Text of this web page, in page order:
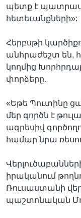
պետք է
հետեւանքների»:
Հերբսթի
անհրաժեշտ են,
կողմից
փորձերը.
«Եթե Պուտինը
մեր գործն է
ագրեսիվ
համար նրա
իրականում
Ռուսաստանի
պաշտոնական